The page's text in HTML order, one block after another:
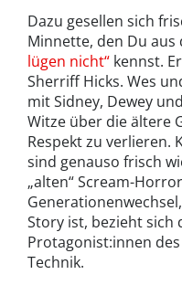
Dazu gesellen sich
Minnette, den Du aus
lügen nicht“ kennst.
Sherriff Hicks. Wes
mit Sidney, Dewey
Witze über die ältere
Respekt zu verlieren.
sind genauso frisch
„alten“ Scream-
Story ist, bezieht sich
Protagonist:innen
Technik.